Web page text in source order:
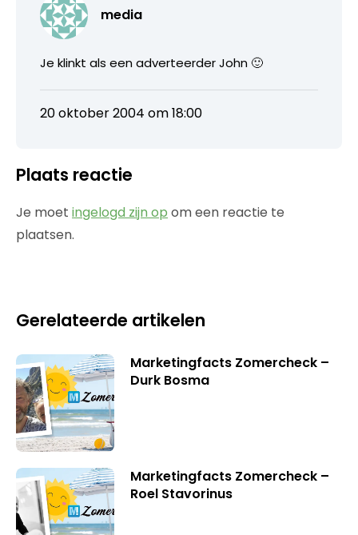
media
Je klinkt als een adverteerder John 🙂
20 oktober 2004 om 18:00
Plaats reactie
Je moet ingelogd zijn op om een reactie te
plaatsen.
Gerelateerde artikelen
Marketingfacts Zomercheck –
Durk Bosma
Marketingfacts Zomercheck –
Roel Stavorinus